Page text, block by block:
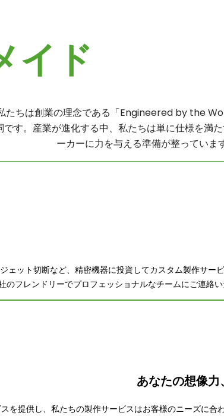
イド
たちは創業の理念である「Engineered by the
す。産業が進化する中、私たちは単に仕様を満
ーカーに力を与える準備が整っています
ェット切断など、精密機器に投資してカスタム製作サ
フレンドリーでプロフェッショナルなチームにご連絡
あなたの想像
を提供し、私たちの製作サービスはお客様のニーズに